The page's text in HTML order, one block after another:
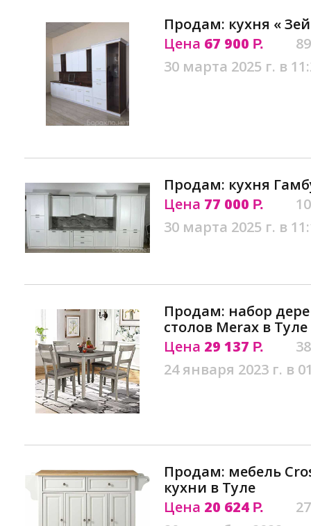
Продам: кухня «
Цена 67 900 Р.
30 марта 2025 г. в
Продам: кухня
Цена 77 000 Р.
30 марта 2025 г. в
Продам: набор
столов Merax в Туле
Цена 29 137 Р.
24 января 2023 г. в
Продам: мебель
кухни в Туле
Цена 20 624 Р.